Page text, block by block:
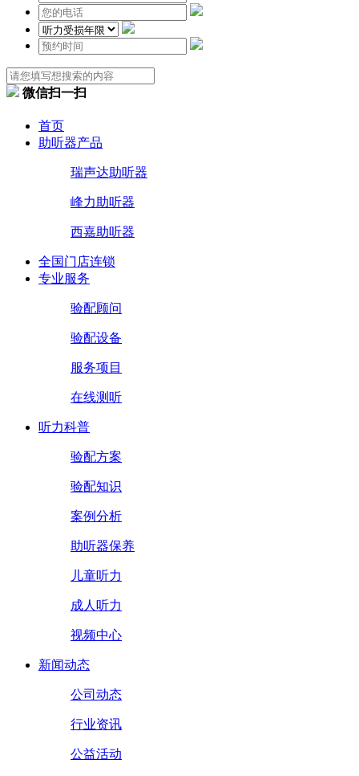
微信扫一扫
首页
助听器产品
瑞声达助听器
峰力助听器
西嘉助听器
全国门店连锁
专业服务
验配顾问
验配设备
服务项目
在线测听
听力科普
验配方案
验配知识
案例分析
助听器保养
儿童听力
成人听力
视频中心
新闻动态
公司动态
行业资讯
公益活动